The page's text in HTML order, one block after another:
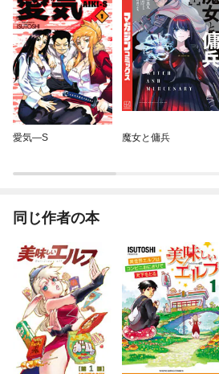
愛気—S 魔女と傭兵
同じ作者の本